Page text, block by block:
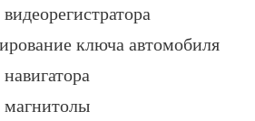
ключа автомобиля
магнитолы